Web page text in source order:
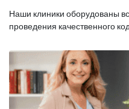
Наши клиники оборудованы
проведения качественного